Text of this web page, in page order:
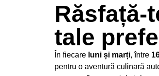
Răsfață-
tale
În fiecare luni și marți, între
pentru o aventură culinară